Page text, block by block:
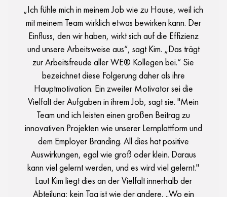
„Ich fühle mich in meinem Job wie zu Hause, weil ich
mit meinem Team wirklich etwas bewirken kann. Der
Einfluss, den wir haben, wirkt sich auf die Effizienz
und unsere Arbeitsweise aus“, sagt Kim. „Das trägt
zur Arbeitsfreude aller WE® Kollegen bei.“ Sie
bezeichnet diese Folgerung daher als ihre
Hauptmotivation. Ein zweiter Motivator sei die
Vielfalt der Aufgaben in ihrem Job, sagt sie. "Mein
Team und ich leisten einen großen Beitrag zu
innovativen Projekten wie unserer Lernplattform und
dem Employer Branding. All dies hat positive
Auswirkungen, egal wie groß oder klein. Daraus
kann viel gelernt werden, und es wird viel gelernt."
Laut Kim liegt dies an der Vielfalt innerhalb der
Abteilung; kein Tag ist wie der andere. „Wo ein